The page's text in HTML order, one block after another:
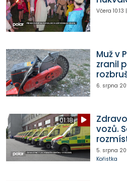
Včera 10:13 |
Muž v
zranil
6. srpna
01:18
vozů.
5. srpna
Kořistka